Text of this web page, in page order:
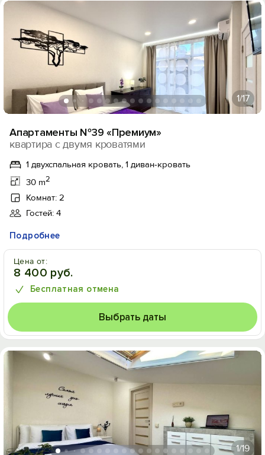
1/17
Апартаменты №39 «Премиум»
квартира с двумя кроватями
1 двухспальная кровать, 1 диван-кровать
30 m2
Комнат: 2
Гостей: 4
Подробнее
Цена от:
8 400 руб.
Бесплатная отмена
Выбрать даты
1/19